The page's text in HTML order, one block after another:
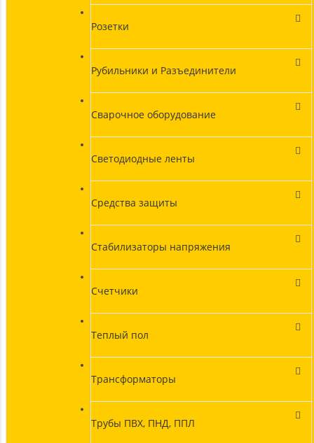
Розетки
Рубильники и Разъединители
Сварочное оборудование
Светодиодные ленты
Средства защиты
Стабилизаторы напряжения
Счетчики
Теплый пол
Трансформаторы
Трубы ПВХ, ПНД, ППЛ